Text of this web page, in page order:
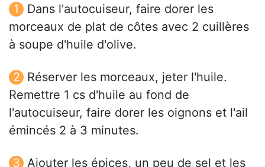
Dans l'autocuiseur, faire dorer les
morceaux de plat de côtes avec 2 cuillères
à soupe d'huile d'olive.
Réserver les morceaux, jeter l'huile.
Remettre 1 cs d'huile au fond de
l'autocuiseur, faire dorer les oignons et l'ail
émincés 2 à 3 minutes.
Ajouter les épices, un peu de sel et les